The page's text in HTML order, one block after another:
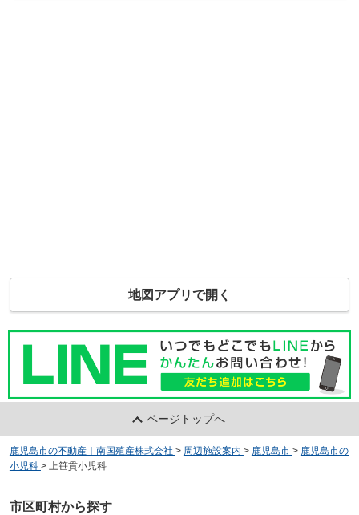
地図アプリで開く
ページトップへ
鹿児島市の不動産｜南国殖産株式会社 > 周辺施設案内 > 鹿児島市 > 鹿児島市の
小児科 > 上笹貫小児科
市区町村から探す